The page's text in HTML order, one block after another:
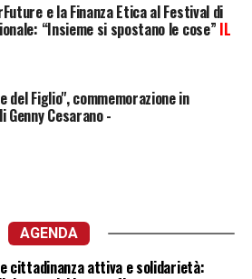
e la Finanza Etica al Festival di
“Insieme si spostano le cose” IL
del Figlio", commemorazione in
Genny Cesarano -
AGENDA
cittadinanza attiva e solidarietà: